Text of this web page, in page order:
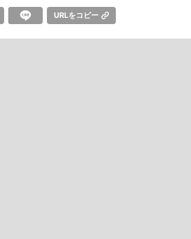
URLをコピー